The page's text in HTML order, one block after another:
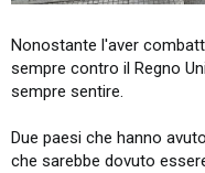
Nonostante l'aver
sempre contro il Regno
sempre sentire.
Due paesi che hanno
che sarebbe dovuto